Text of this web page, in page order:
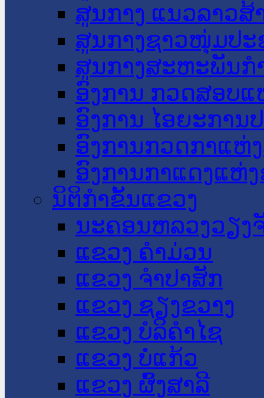
ສູນກາງ ແນວລາວສ້
ສູນກາງຊາວໜຸ່ມປະ
ສູນກາງສະຫະພັນກ
ອົງການ ກວດສອບແ
ອົງການ ໄອຍະການ
ອົງການກວດກາແຫ່
ອົງການກາແດງແຫ່
ນິຕິກໍາຂັ້ນແຂວງ
ນະ​ຄອນ​ຫລວງວຽງ
ແຂວງ ຄໍາມ່ວນ
ແຂວງ ຈໍາປາສັກ
ແຂວງ ຊຽງຂວາງ
ແຂວງ ບໍລິຄໍາໄຊ
ແຂວງ ບໍ່ແກ້ວ
ແຂວງ ຜົ້ງສາລີ